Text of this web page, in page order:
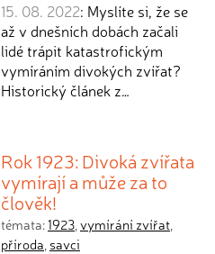
15. 08. 2022: Myslíte si, že se
až v dnešních dobách začali
lidé trápit katastrofickým
vymíráním divokých zvířat?
Historický článek z…
Rok 1923: Divoká zvířata
vymírají a může za to
člověk!
témata:1923,vymírání zvířat,
příroda, savci